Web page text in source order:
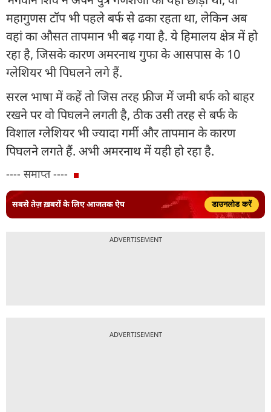
महागुणस टॉप भी पहले बर्फ से ढका रहता था, लेकिन अब
वहां का औसत तापमान भी बढ़ गया है. ये हिमालय क्षेत्र में हो
रहा है, जिसके कारण अमरनाथ गुफा के आसपास के 10
ग्लेशियर भी पिघलने लगे हैं.
सरल भाषा में कहें तो जिस तरह फ्रीज में जमी बर्फ को बाहर
रखने पर वो पिघलने लगती है, ठीक उसी तरह से बर्फ के
विशाल ग्लेशियर भी ज्यादा गर्मी और तापमान के कारण
पिघलने लगते हैं. अभी अमरनाथ में यही हो रहा है.
---- समाप्त ----
सबसे तेज़ ख़बरों के लिए आजतक ऐप डाउनलोड करें
ADVERTISEMENT
ADVERTISEMENT